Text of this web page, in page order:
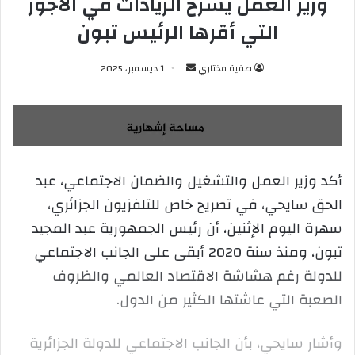
التي أقرها الرئيس تبون
صفية مختاري
س
ل
ب
د
ل
ك
ت
و
1 ديسمبر، 2025
أكد وزير العمل والتشغيل والضمان الاجتماعي، عبد
الحق سايحي، في تصريح خاص للتلفزيون الجزائري،
سهرة اليوم الإثنين، أن رئيس الجمهورية عبد المجيد
تبون، ومنذ سنة 2020 أبقى على الجانب الاجتماعي
للدولة رغم هشاشة الاقتصاد العالمي والظروف
الصعبة التي عاشتها الكثير من الدول.
وأشار سايحي، بأن الجانب الاجتماعي للدولة الجزائرية